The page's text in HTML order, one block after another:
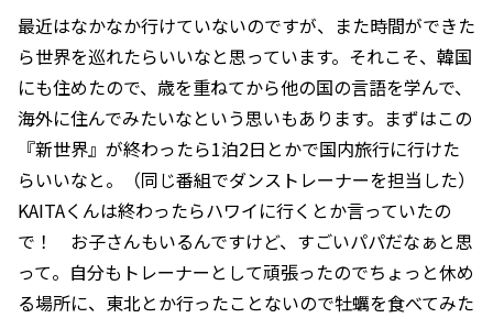
最近はなかなか行けていないのですが、また時間ができた
ら世界を巡れたらいいなと思っています。それこそ、韓国
にも住めたので、歳を重ねてから他の国の言語を学んで、
海外に住んでみたいなという思いもあります。まずはこの
『新世界』が終わったら1泊2日とかで国内旅行に行けた
らいいなと。（同じ番組でダンストレーナーを担当した）
KAITAくんは終わったらハワイに行くとか言っていたの
で！ お子さんもいるんですけど、すごいパパだなぁと思
って。自分もトレーナーとして頑張ったのでちょっと休め
る場所に、東北とか行ったことないので牡蠣を食べてみた